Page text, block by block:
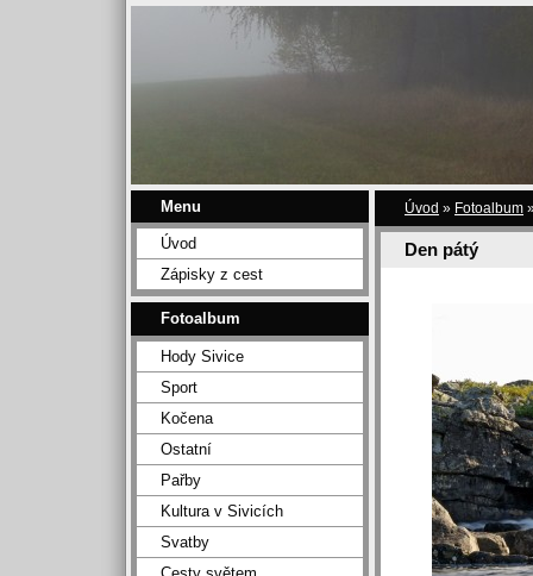
Menu
Úvod
Zápisky z cest
Fotoalbum
Hody Sivice
Sport
Kočena
Ostatní
Pařby
Kultura v Sivicích
Svatby
Úvod » Fotoalbum
Den pátý